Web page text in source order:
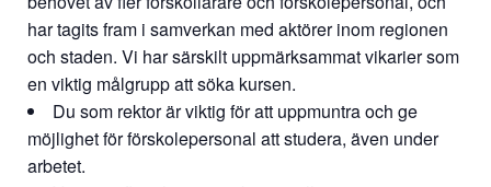
har tagits fram i samverkan med aktörer inom regionen
och staden. Vi har särskilt uppmärksammat vikarier som
en viktig målgrupp att söka kursen.
Du som rektor är viktig för att uppmuntra och ge
möjlighet för förskolepersonal att studera, även under
arbetet.